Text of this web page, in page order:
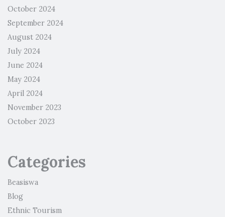
October 2024
September 2024
August 2024
July 2024
June 2024
May 2024
April 2024
November 2023
October 2023
Categories
Beasiswa
Blog
Ethnic Tourism